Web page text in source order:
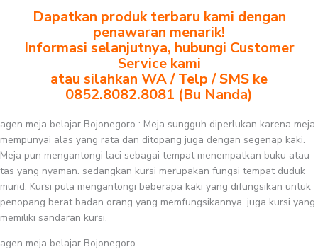
Dapatkan produk terbaru kami dengan
penawaran menarik!
Informasi selanjutnya, hubungi Customer
Service kami
atau silahkan WA / Telp / SMS ke
0852.8082.8081 (Bu Nanda)
agen meja belajar Bojonegoro : Meja sungguh diperlukan karena meja
mempunyai alas yang rata dan ditopang juga dengan segenap kaki.
Meja pun mengantongi laci sebagai tempat menempatkan buku atau
tas yang nyaman. sedangkan kursi merupakan fungsi tempat duduk
murid. Kursi pula mengantongi beberapa kaki yang difungsikan untuk
penopang berat badan orang yang memfungsikannya. juga kursi yang
memiliki sandaran kursi.
agen meja belajar Bojonegoro